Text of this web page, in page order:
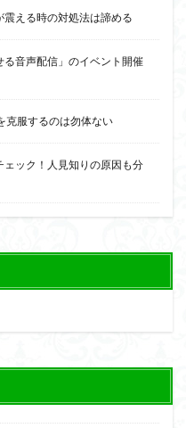
震える時の対処法は諦める
音声配信」のイベント開催
克服するのは勿体ない
ェック！人見知りの原因も分